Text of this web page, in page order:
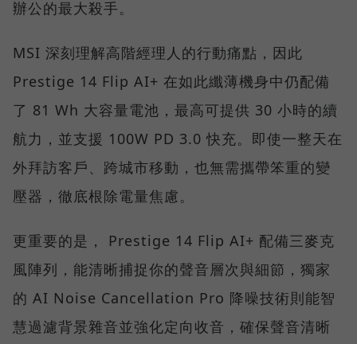
辦公的最大殺手。
MSI 深刻理解高階經理人的行動痛點，因此
Prestige 14 Flip AI+ 在如此纖薄機身中仍配備
了 81 Wh 大容量電池，最高可提供 30 小時的續
航力，並支援 100W PD 3.0 快充。即使一整天在
外拜訪客戶、跨城市移動，也無需攜帶笨重的變
壓器，徹底根除電量焦慮。
更重要的是， Prestige 14 Flip AI+ 配備三麥克
風陣列，能清晰捕捉你的聲音層次與細節，獨家
的 AI Noise Cancellation Pro 降噪技術則能智
慧過濾背景雜音並強化定向收音，確保聲音清晰